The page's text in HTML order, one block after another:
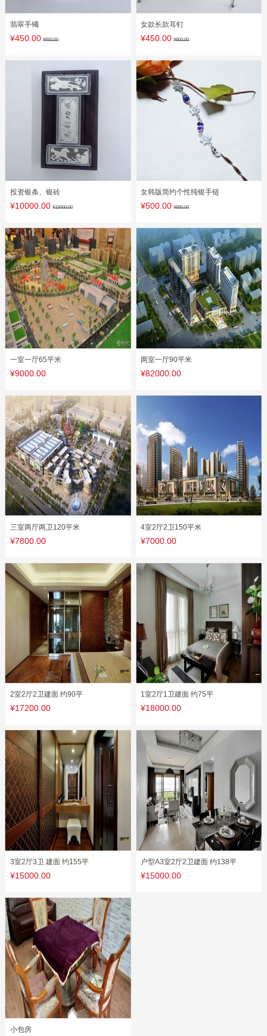
翡翠手镯
¥450.00 ¥650.00
女款长款耳钉
¥450.00 ¥600.00
投资银条、银砖
¥10000.00 ¥15000.00
女韩版简约个性纯银手链
¥500.00 ¥650.00
一室一厅65平米
¥9000.00
两室一厅90平米
¥82000.00
三室两厅两卫120平米
¥7800.00
4室2厅2卫150平米
¥7000.00
2室2厅2卫建面 约90平
¥17200.00
1室2厅1卫建面 约75平
¥18000.00
3室2厅3卫 建面 约155平
¥15000.00
户型A3室2厅2卫建面 约138平
¥15000.00
小包房